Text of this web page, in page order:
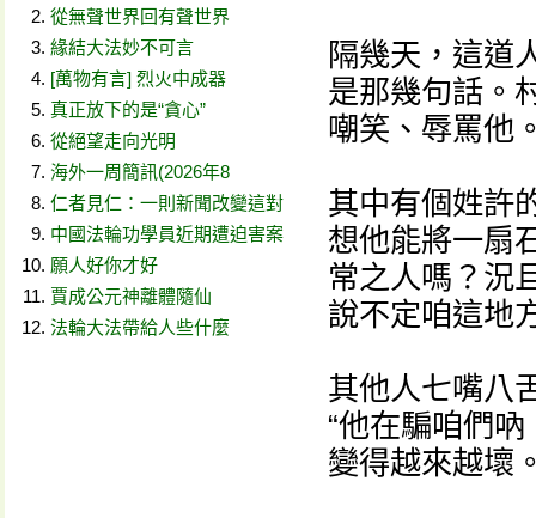
從無聲世界回有聲世界
緣結大法妙不可言
[萬物有言] 烈火中成器
真正放下的是“貪心”
從絕望走向光明
海外一周簡訊(2026年8
仁者見仁：一則新聞改變這對
中國法輪功學員近期遭迫害案
願人好你才好
賈成公元神離體隨仙
法輪大法帶給人些什麼
隔幾天，這道
是那幾句話。
嘲笑、辱罵他
其中有個姓許
想他能將一扇
常之人嗎？況
說不定咱這地
其他人七嘴八
“他在騙咱們
變得越來越壞